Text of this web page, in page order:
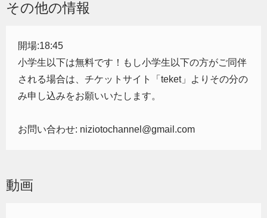
その他の情報
開場:18:45
小学生以下は無料です！もし小学生以下の方がご同伴
される場合は、チケットサイト「teket」よりその分の
み申し込みをお願いいたします。
お問い合わせ: niziotochannel@gmail.com
動画